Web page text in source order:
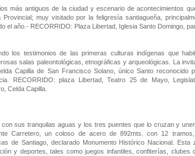
más antiguos de la ciudad y escenario de acontecimientos
Provincial; muy visitado por la feligresía santiagueña,
el año.- RECORRIDO: Plaza Libertad, Iglesia Santo Domingo,
los testimonios de las primeras culturas indígenas que
salas paleontológicas, etnográficas y arqueológicas. La
Capilla de San Francisco Solano, único Santo reconocido
RECORRIDO: plaza Libertad, Teatro 25 de Mayo,
Celda Capilla.
sus tranquilas aguas y los tres puentes que lo cruzan y
Carretero, un coloso de acero de 892mts. con 12 tramos,
de Santiago, declarado Monumento Histórico Nacional. Esta
y deportes, tales como juegos infantiles, confiterías, clubes